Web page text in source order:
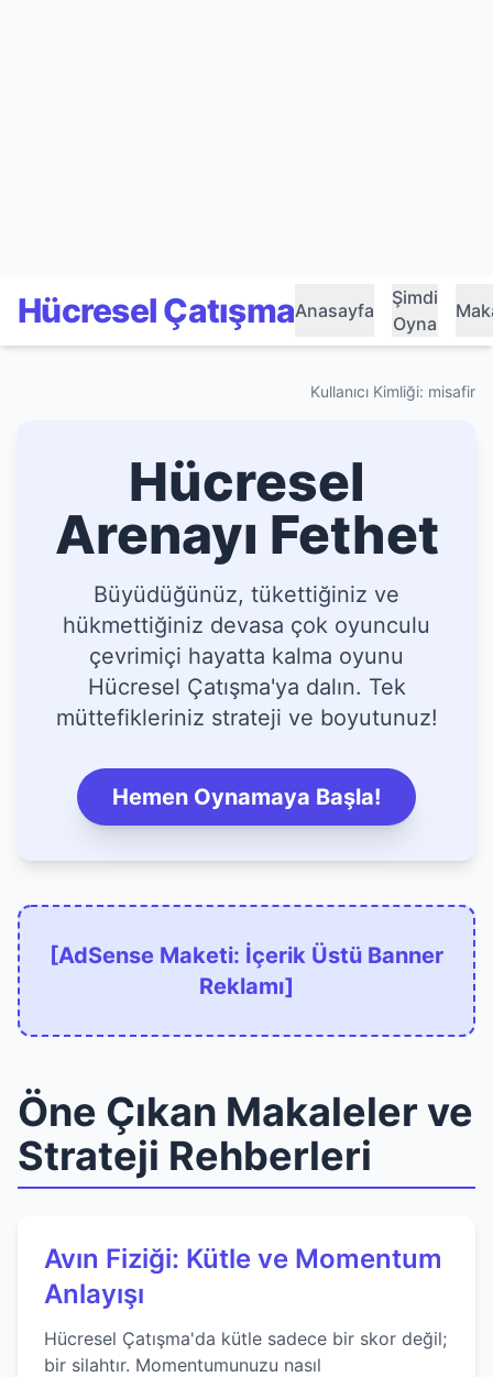
Hücresel ÇatışmaAnasayfa
Şimdi
Oyna
Kullanıcı Kimliği: misafir
Hücresel
Arenayı Fethet
Büyüdüğünüz, tükettiğiniz ve
hükmettiğiniz devasa çok oyunculu
çevrimiçi hayatta kalma oyunu
Hücresel Çatışma'ya dalın. Tek
müttefikleriniz strateji ve boyutunuz!
Hemen Oynamaya Başla!
[AdSense Maketi: İçerik Üstü Banner
Reklamı]
Öne Çıkan Makaleler ve
Strateji Rehberleri
Avın Fiziği: Kütle ve Momentum
Anlayışı
Hücresel Çatışma'da kütle sadece bir skor değil;
bir silahtır. Momentumunuzu nasıl